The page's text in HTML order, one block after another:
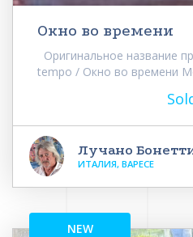
Окно во времени
Оригинальное название
tempo / Окно во времени
Лучано
ИТАЛИЯ, ВАРЕСЕ
NEW